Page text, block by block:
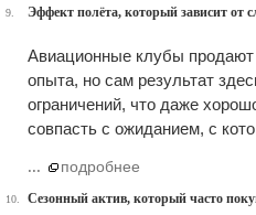
9. Эффект полёта, который зависит от
Авиационные клубы
опыта, но сам результат
ограничений, что даже
совпасть с ожиданием, с
... подробнее
10. Сезонный актив, который часто